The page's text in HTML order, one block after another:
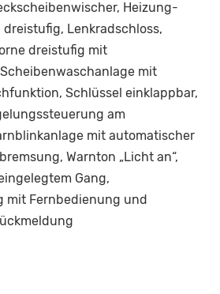
Heizung-
Lenkradschloss,
dreistufig mit
mit
Schlüssel einklappbar,
am
mit automatischer
Warnton „Licht an“,
Gang,
mit Fernbedienung und